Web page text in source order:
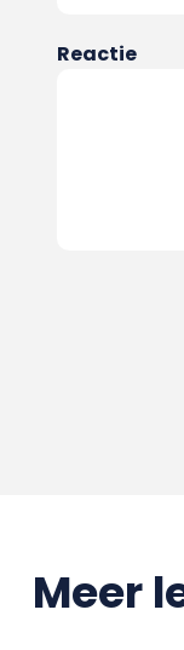
Reactie
Meer